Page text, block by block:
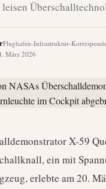
Flughafen-Infrastruktur-
März 2026
X-59
ein mit
erlebte am 20.